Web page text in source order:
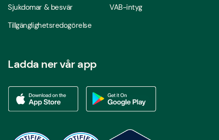
Sjukdomar & besvär
Tillgänglighetsredogörelse
VAB-intyg
Ladda ner vår app